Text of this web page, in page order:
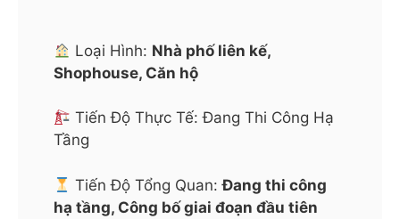
Loại Hình: Nhà phố liên kế,
Shophouse, Căn hộ
Tiến Độ Thực Tế: Đang Thi Công Hạ
Tầng
Tiến Độ Tổng Quan:Đang thi công
hạ tầng, Công bố giai đoạn đầu tiên